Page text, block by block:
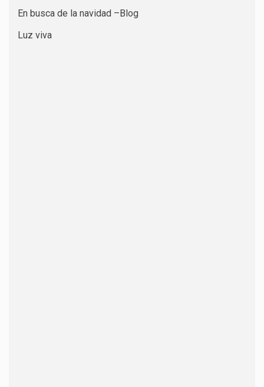
En busca de la navidad –Blog
Luz viva